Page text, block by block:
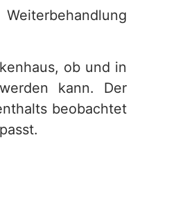
ob und in
kann. Der
beobachtet